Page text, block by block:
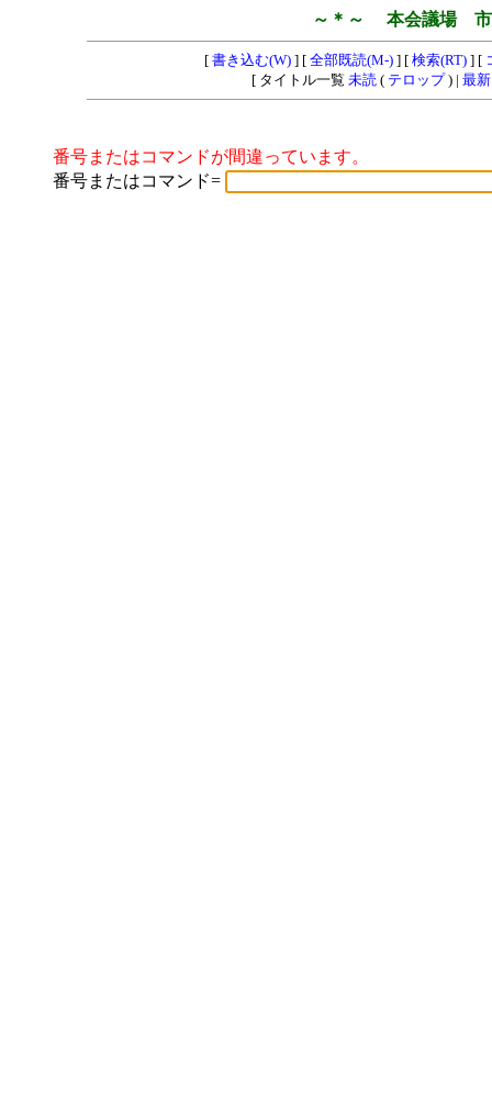
～＊～ 本会議場 市
[ 書き込む(W)] [ 全部既読(M-)] [ 検索(RT)] [
[ タイトル一覧 未読( テロップ) | 最新
番号またはコマンドが間違っています。
番号またはコマンド=